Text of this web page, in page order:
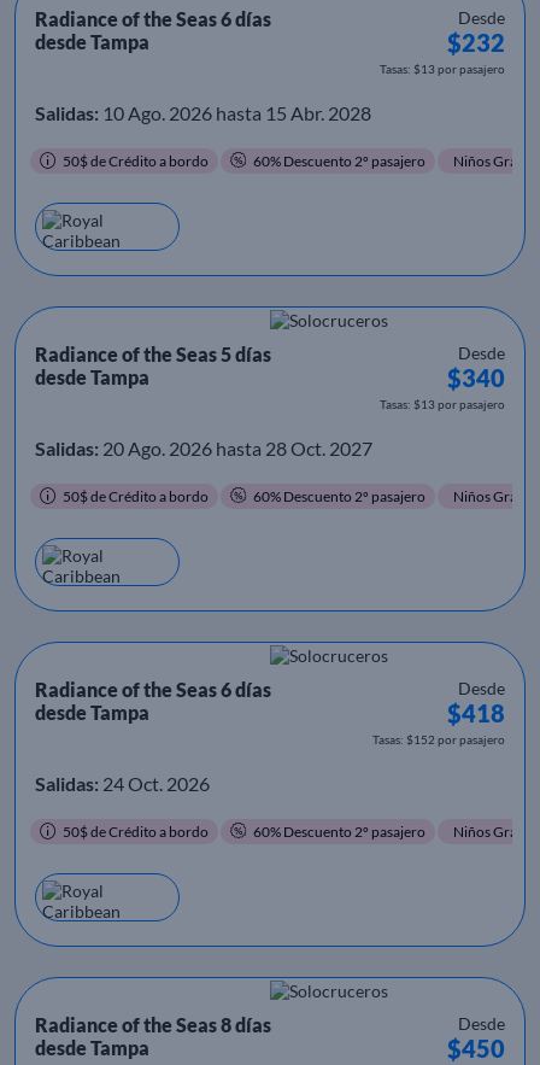
Radiance of the Seas 6 días
desde Tampa
Desde
$232
Tasas: $13 por pasajero
Salidas: 10 Ago. 2026 hasta 15 Abr. 2028
50$ de Crédito a bordo 60% Descuento 2º pasajero Niños Gratis
Radiance of the Seas 5 días
desde Tampa
Desde
$340
Tasas: $13 por pasajero
Salidas: 20 Ago. 2026 hasta 28 Oct. 2027
50$ de Crédito a bordo 60% Descuento 2º pasajero Niños Gratis
Radiance of the Seas 6 días
desde Tampa
Desde
$418
Tasas: $152 por pasajero
Salidas: 24 Oct. 2026
50$ de Crédito a bordo 60% Descuento 2º pasajero Niños Gratis
Radiance of the Seas 8 días
desde Tampa
Desde
$450